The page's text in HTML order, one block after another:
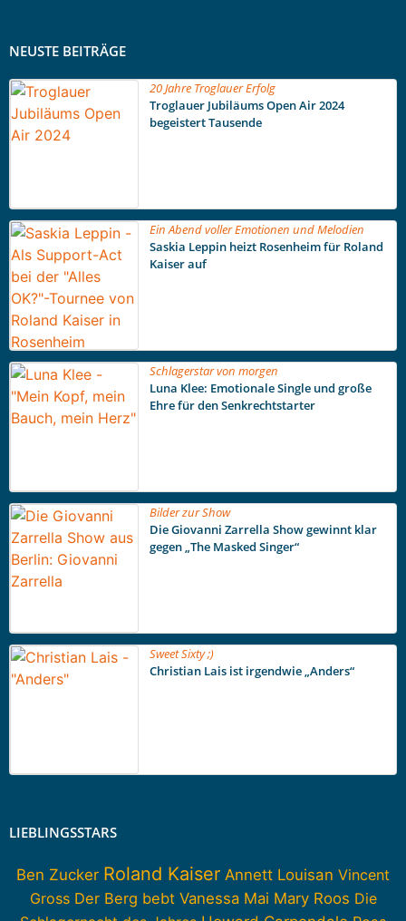
NEUSTE BEITRÄGE
20 Jahre Troglauer Erfolg
Troglauer Jubiläums Open Air 2024
begeistert Tausende
Ein Abend voller Emotionen und Melodien
Saskia Leppin heizt Rosenheim für Roland
Kaiser auf
Schlagerstar von morgen
Luna Klee: Emotionale Single und große
Ehre für den Senkrechtstarter
Bilder zur Show
Die Giovanni Zarrella Show gewinnt klar
gegen „The Masked Singer“
Sweet Sixty ;)
Christian Lais ist irgendwie „Anders“
LIEBLINGSSTARS
Ben Zucker Roland Kaiser Annett Louisan Vincent
Gross Der Berg bebt Vanessa Mai Mary Roos Die